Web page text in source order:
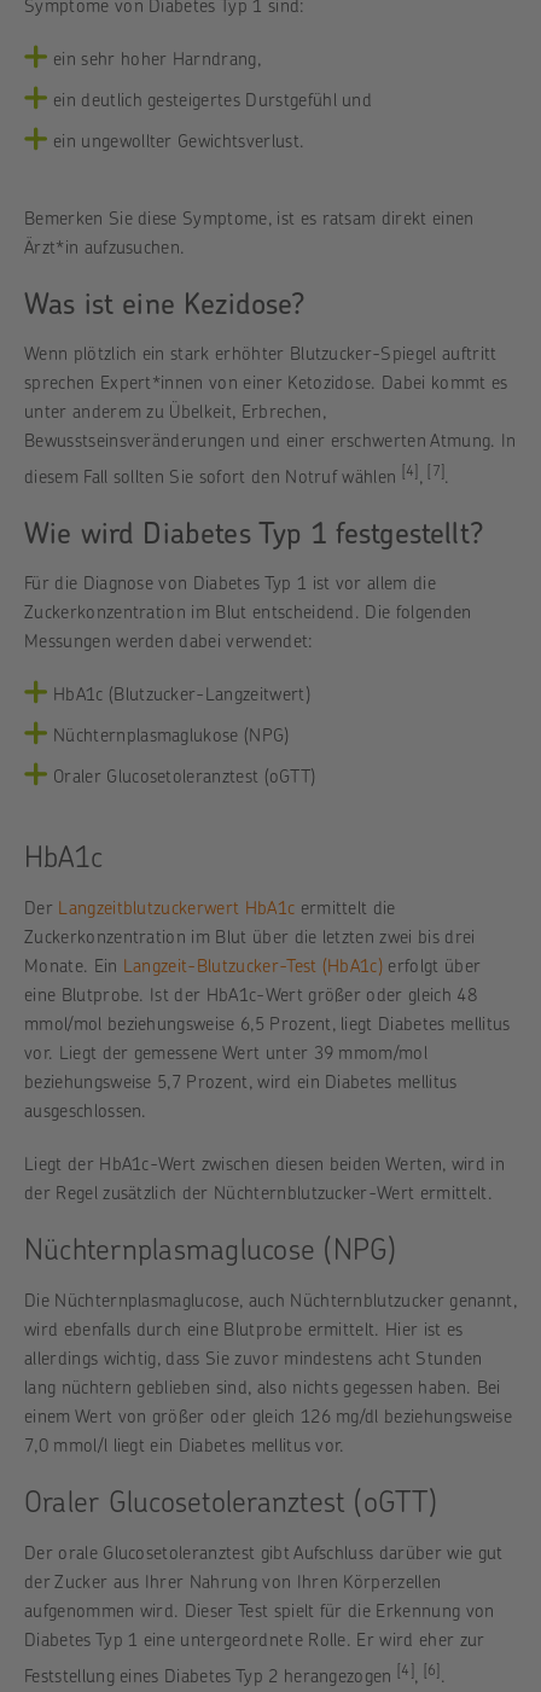
Symptome von Diabetes Typ 1 sind:
ein sehr hoher Harndrang,
ein deutlich gesteigertes Durstgefühl und
ein ungewollter Gewichtsverlust.
Bemerken Sie diese Symptome, ist es ratsam direkt einen
Ärzt*in aufzusuchen.
Was ist eine Kezidose?
Wenn plötzlich ein stark erhöhter Blutzucker-Spiegel auftritt
sprechen Expert*innen von einer Ketozidose. Dabei kommt es
unter anderem zu Übelkeit, Erbrechen,
Bewusstseinsveränderungen und einer erschwerten Atmung. In
diesem Fall sollten Sie sofort den Notruf wählen [4],[7].
Wie wird Diabetes Typ 1 festgestellt?
Für die Diagnose von Diabetes Typ 1 ist vor allem die
Zuckerkonzentration im Blut entscheidend. Die folgenden
Messungen werden dabei verwendet:
HbA1c (Blutzucker-Langzeitwert)
Nüchternplasmaglukose (NPG)
Oraler Glucosetoleranztest (oGTT)
HbA1c
Der Langzeitblutzuckerwert HbA1c ermittelt die
Zuckerkonzentration im Blut über die letzten zwei bis drei
Monate. Ein Langzeit-Blutzucker-Test (HbA1c) erfolgt über
eine Blutprobe. Ist der HbA1c-Wert größer oder gleich 48
mmol/mol beziehungsweise 6,5 Prozent, liegt Diabetes mellitus
vor. Liegt der gemessene Wert unter 39 mmom/mol
beziehungsweise 5,7 Prozent, wird ein Diabetes mellitus
ausgeschlossen.
Liegt der HbA1c-Wert zwischen diesen beiden Werten, wird in
der Regel zusätzlich der Nüchternblutzucker-Wert ermittelt.
Nüchternplasmaglucose (NPG)
Die Nüchternplasmaglucose, auch Nüchternblutzucker genannt,
wird ebenfalls durch eine Blutprobe ermittelt. Hier ist es
allerdings wichtig, dass Sie zuvor mindestens acht Stunden
lang nüchtern geblieben sind, also nichts gegessen haben. Bei
einem Wert von größer oder gleich 126 mg/dl beziehungsweise
7,0 mmol/l liegt ein Diabetes mellitus vor.
Oraler Glucosetoleranztest (oGTT)
Der orale Glucosetoleranztest gibt Aufschluss darüber wie gut
der Zucker aus Ihrer Nahrung von Ihren Körperzellen
aufgenommen wird. Dieser Test spielt für die Erkennung von
Diabetes Typ 1 eine untergeordnete Rolle. Er wird eher zur
Feststellung eines Diabetes Typ 2 herangezogen[4], [6].